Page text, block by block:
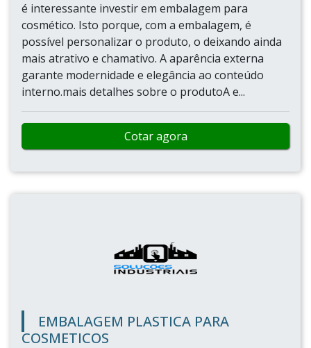
é interessante investir em embalagem para
cosmético. Isto porque, com a embalagem, é
possível personalizar o produto, o deixando ainda
mais atrativo e chamativo. A aparência externa
garante modernidade e elegância ao conteúdo
interno.mais detalhes sobre o produtoA e...
Cotar agora
EMBALAGEM PLASTICA PARA
COSMETICOS